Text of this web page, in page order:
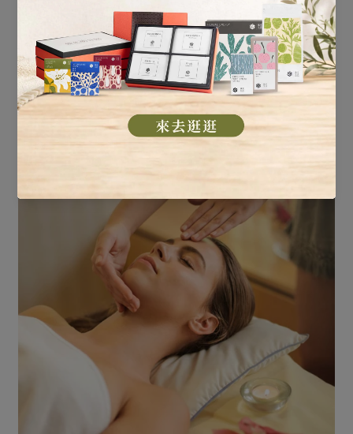
懷孕初期的媽媽們，常常會感受到情緒的劇烈波動。這不僅
是因為荷爾蒙變化...
Keep reading